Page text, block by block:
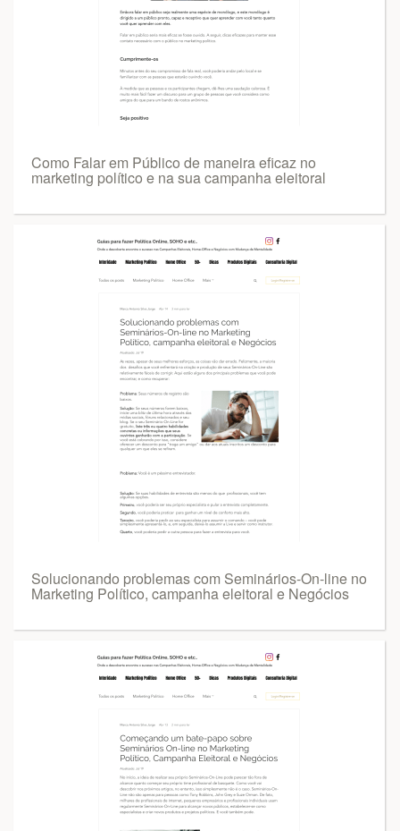
Como Falar em Público de maneira eficaz no
marketing político e na sua campanha eleitoral
Solucionando problemas com Seminários-On-line no
Marketing Político, campanha eleitoral e Negócios